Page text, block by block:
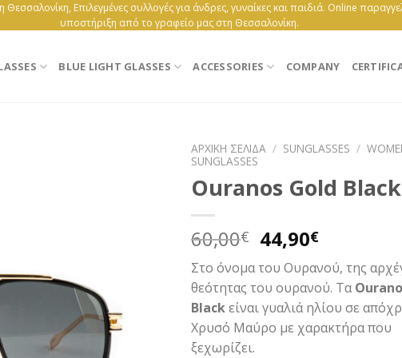
Επιλεγμένες συλλογές για άνδρες, γυναίκες και παιδιά. Online
υποστήριξη από το γραφείο μας στη Θεσσαλονίκη.
BLUE LIGHT GLASSES ACCESSORIES COMPANY
ΑΡΧΙΚΉ ΣΕΛΊΔΑ / SUNGLASSES /
SUNGLASSES
Ouranos Gold Black
60,00€ Original
price
was:
60,00€.
44,90€Η
τρέχουσα
τιμή
είναι:
44,90€.
Στο όνομα του Ουρανού, της
θεότητας του ουρανού. Τα
Blackείναι γυαλιά ηλίου σε
Χρυσό Μαύρο με χαρακτήρα που
ξεχωρίζει.